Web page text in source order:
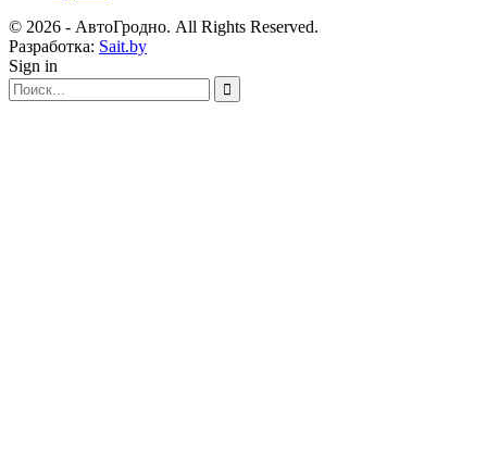
© 2026 - АвтоГродно. All Rights Reserved.
Разработка: Sait.by
Sign in